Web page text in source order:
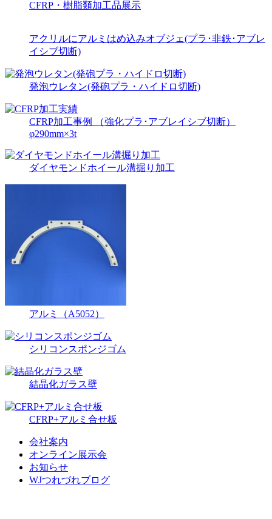
CFRP・樹脂類加工品展示
アクリルにアルミはめ込みオブジェ(プラ･非鉄･アブレ
イシブ切断)
発泡ウレタン(発砲プラ・ハイドロ切断)
CFRP加工事例 （強化プラ･アブレイシブ切断）
φ290mm×3t
ダイヤモンドホイール溝掘り加工
アルミ（A5052）
シリコンスポンジゴム
結晶化ガラス壁
CFRP+アルミ合せ板
会社案内
オンライン展示会
お知らせ
WJつれづれブログ